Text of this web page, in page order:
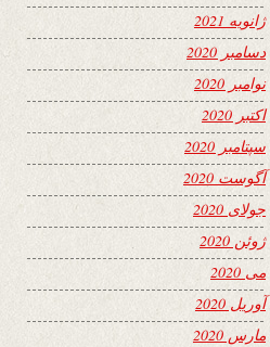
ژانویه 2021
دسامبر 2020
نوامبر 2020
اکتبر 2020
سپتامبر 2020
آگوست 2020
جولای 2020
ژوئن 2020
می 2020
آوریل 2020
مارس 2020